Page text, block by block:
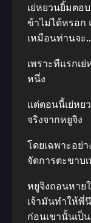
เย่หยวนยิ้มตอ
ข้าไม่ได้หรอก
เหมือนท่านจะ
เพราะทีแรกเ
หนึ่ง
แต่ตอนนี้เย่หย
จริงจากหยูจิง
โดยเฉพาะอย่
จัดการตะขาบ
หยูจิงถอนหาย
เจ้ามันทำให้พี่
ก่อนเขานั้นเป็